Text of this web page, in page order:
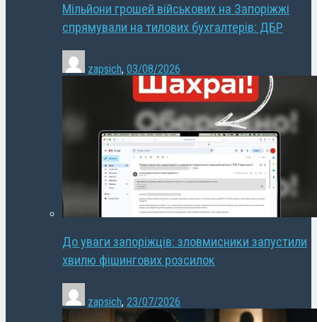
Мільйони грошей військових на Запоріжжі
спрямували на тилових бухгалтерів: ДБР
zapsich, 03/08/2026
До уваги запоріжців: зловмисники запустили
хвилю фішингових розсилок
zapsich, 23/07/2026